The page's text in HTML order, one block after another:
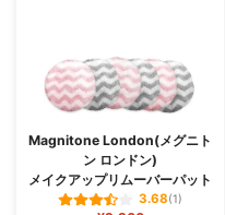
Magnitone London(メグニト
ン ロンドン)
メイクアップリムーバーパット
3.68(1)